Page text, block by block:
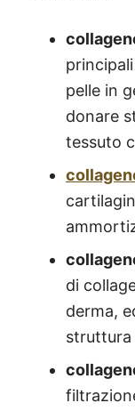
pelle in
donare
tessuto
di
derma,
struttura